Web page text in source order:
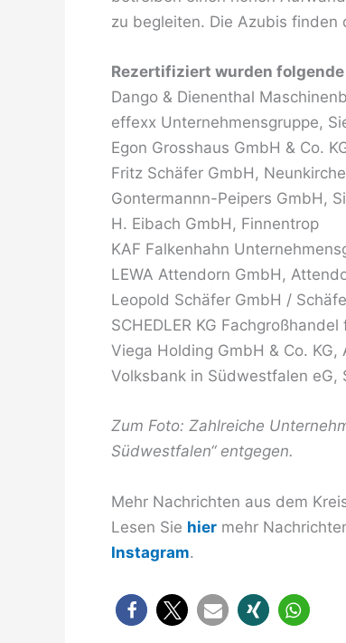
zu begleiten. Die Azubis finden
Rezertifiziert wurden
Dango & Dienenthal
effexx Unternehmensgruppe,
Egon Grosshaus GmbH & Co.
Fritz Schäfer GmbH,
Gontermannn-Peipers GmbH,
H. Eibach GmbH, Finnentrop
KAF Falkenhahn
LEWA Attendorn GmbH,
Leopold Schäfer GmbH /
SCHEDLER KG
Viega Holding GmbH & Co. KG,
Volksbank in Südwestfalen eG,
Zum Foto: Zahlreiche
Südwestfalen“ entgegen.
Mehr Nachrichten aus dem
Lesen Sie hier mehr
Instagram.